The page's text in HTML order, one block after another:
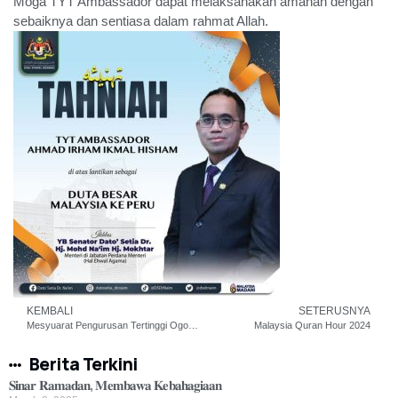
sebaiknya dan sentiasa dalam rahmat Allah.
KEMBALI SETERUSNYA
Malaysia Quran Hour 2024
Berita Terkini
𝐒𝐢𝐧𝐚𝐫 𝐑𝐚𝐦𝐚𝐝𝐚𝐧, 𝐌𝐞𝐦𝐛𝐚𝐰𝐚 𝐊𝐞𝐛𝐚𝐡𝐚𝐠𝐢𝐚𝐚𝐧